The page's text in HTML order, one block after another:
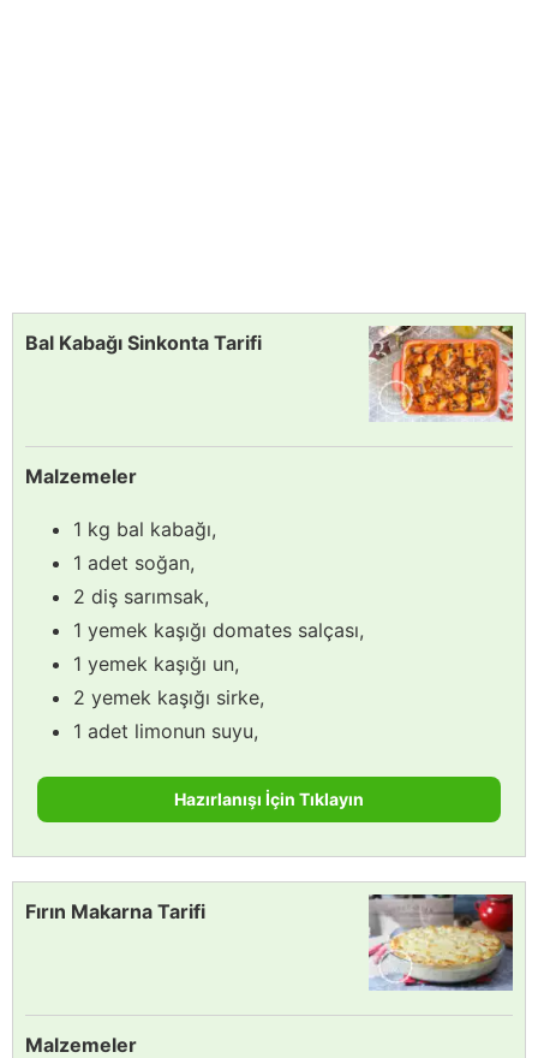
Bal Kabağı Sinkonta Tarifi
Malzemeler
1 kg bal kabağı,
1 adet soğan,
2 diş sarımsak,
1 yemek kaşığı domates salçası,
1 yemek kaşığı un,
2 yemek kaşığı sirke,
1 adet limonun suyu,
Hazırlanışı İçin Tıklayın
Fırın Makarna Tarifi
Malzemeler